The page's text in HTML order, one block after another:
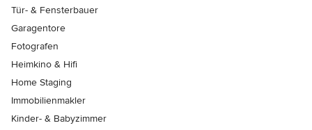
Tür- & Fensterbauer
Garagentore
Fotografen
Heimkino & Hifi
Home Staging
Immobilienmakler
Kinder- & Babyzimmer